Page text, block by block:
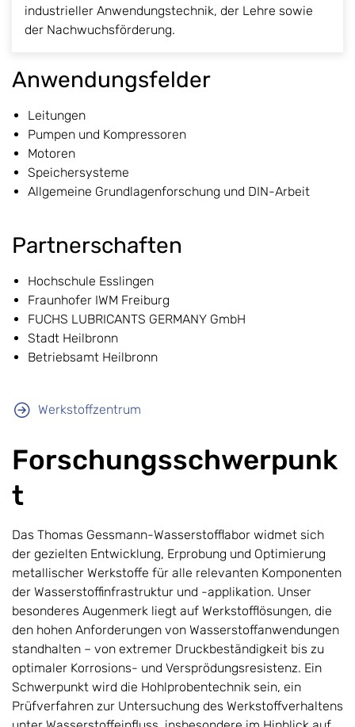
industrieller Anwendungstechnik, der Lehre sowie
der Nachwuchsförderung.
Anwendungsfelder
Leitungen
Pumpen und Kompressoren
Motoren
Speichersysteme
Allgemeine Grundlagenforschung und DIN-Arbeit
Partnerschaften
Hochschule Esslingen
Fraunhofer IWM Freiburg
FUCHS LUBRICANTS GERMANY GmbH
Stadt Heilbronn
Betriebsamt Heilbronn
Werkstoffzentrum
Forschungsschwerpunk
t
Das Thomas Gessmann-Wasserstofflabor widmet sich
der gezielten Entwicklung, Erprobung und Optimierung
metallischer Werkstoffe für alle relevanten Komponenten
der Wasserstoffinfrastruktur und -applikation. Unser
besonderes Augenmerk liegt auf Werkstofflösungen, die
den hohen Anforderungen von Wasserstoffanwendungen
standhalten – von extremer Druckbeständigkeit bis zu
optimaler Korrosions- und Versprödungsresistenz. Ein
Schwerpunkt wird die Hohlprobentechnik sein, ein
Prüfverfahren zur Untersuchung des Werkstoffverhaltens